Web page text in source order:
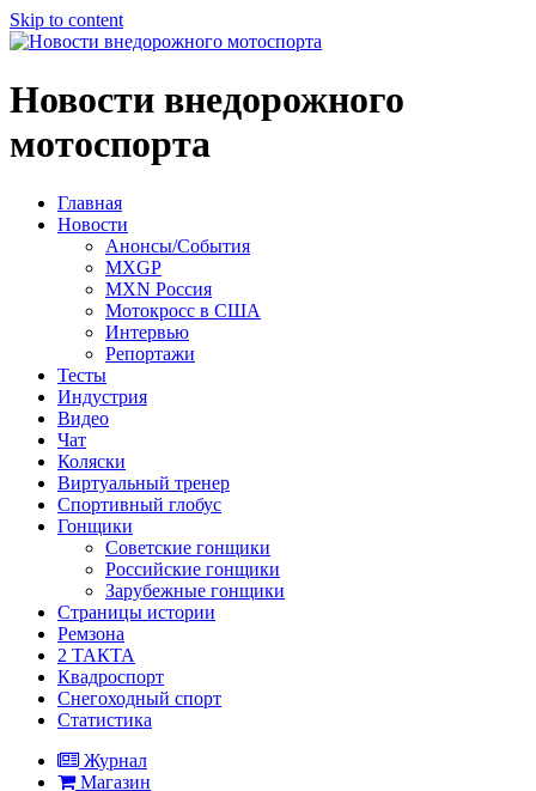
Skip to content
Новости внедорожного
мотоспорта
Главная
Новости
Анонсы/События
MXGP
MXN Россия
Мотокросс в США
Интервью
Репортажи
Тесты
Индустрия
Видео
Чат
Коляски
Виртуальный тренер
Спортивный глобус
Гонщики
Советские гонщики
Российские гонщики
Зарубежные гонщики
Страницы истории
Ремзона
2 ТАКТА
Квадроспорт
Снегоходный спорт
Статистика
Журнал
Магазин